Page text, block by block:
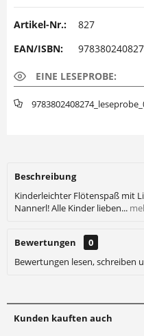
Artikel-Nr.:
827
EAN/ISBN:
EINE LESEPROBE:
Beschreibung
Kinderleichter Flötenspaß mit
Nannerl! Alle Kinder lieben...
Bewertungen
0
Bewertungen lesen, schreiben
Kunden kauften auch